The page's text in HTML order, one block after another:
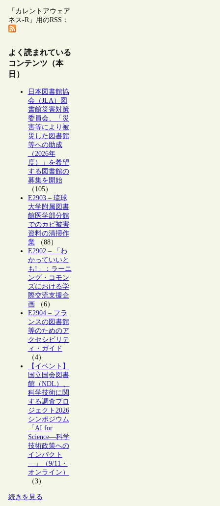
「カレントアウェア
ネス-R」用のRSS：
よく読まれている
コンテンツ（本
日）
日本図書館協
会（JLA）図
書館災害対策
委員会、「災
害等により被
災した図書館
等への助成
（2026年
度）」を希望
する図書館の
募集を開始
（105）
E2903 – 琉球
大学附属図書
館医学部分館
でのカビ被害
資料の清掃作
業（88）
E2902 – 「わ
かっていいと
も!」：ラーニ
ング・コモン
ズにおける学
際交流支援企
画 （6）
E2904 – フラ
ンスの図書館
等のためのア
クセシビリテ
ィ・ガイド
（4）
【イベント】
国立国会図書
館（NDL）、
科学技術に関
する調査プロ
ジェクト2026
シンポジウム
「AI for
Science―科学
技術政策への
インパクト
―」（9/11・
オンライン）
（3）
続きを見る